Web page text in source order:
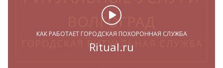
КАК РАБОТАЕТ ГОРОДСКАЯ ПОХОРОННАЯ СЛУЖБА
Ritual.ru